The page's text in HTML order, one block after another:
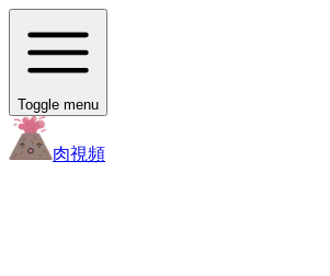
Toggle menu
肉視頻